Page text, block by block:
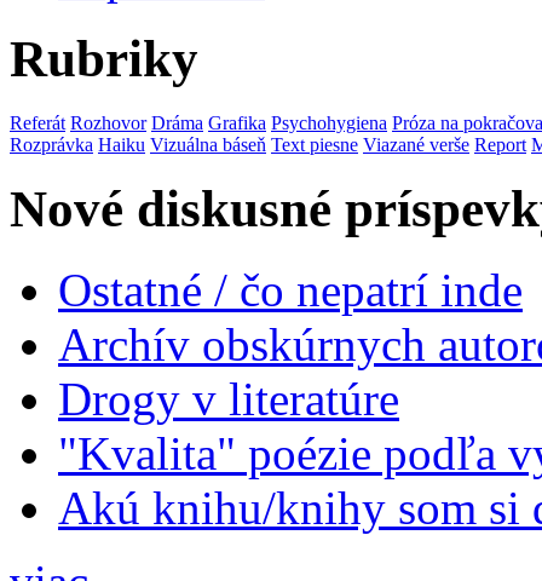
Rubriky
Referát Rozhovor Dráma Grafika Psychohygiena Próza na
Rozprávka Haiku Vizuálna báseň Text piesne Viazané verše Report
Nové diskusné
Ostatné / čo nepatrí inde
Archív obskúrnych
Drogy v literatúre
"Kvalita" poézie podľa
Akú knihu/knihy som si